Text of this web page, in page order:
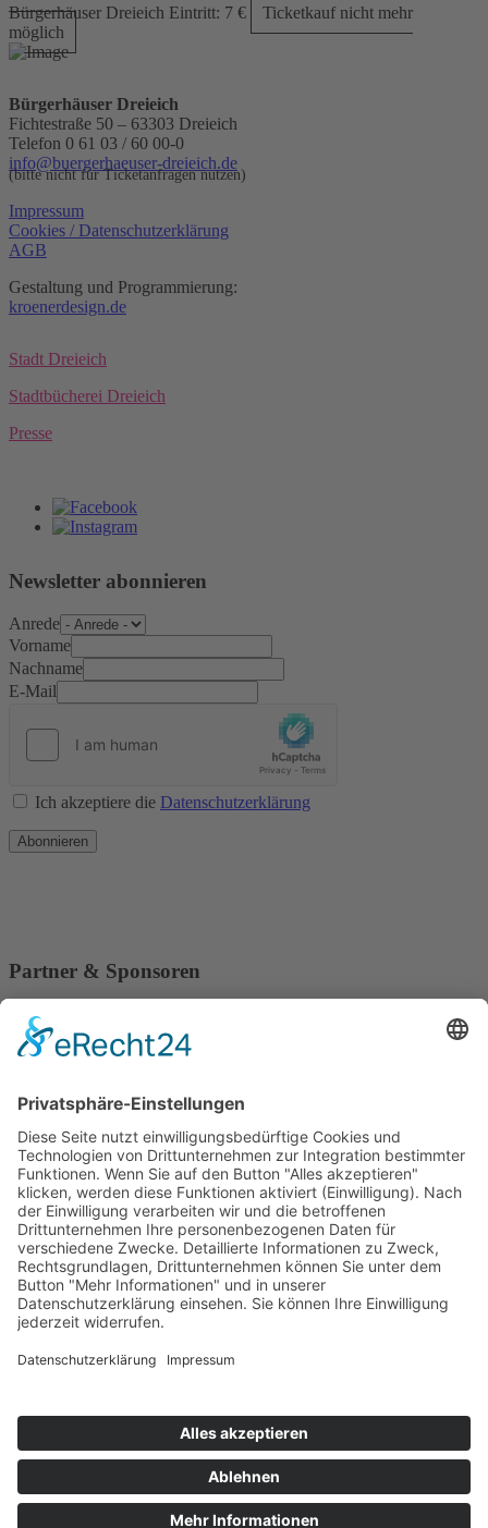
Bürgerhäuser Dreieich Eintritt: 7 €
Ticketkauf nicht mehr
möglich
Bürgerhäuser Dreieich
Fichtestraße 50 – 63303 Dreieich
Telefon 0 61 03 / 60 00-0
info@buergerhaeuser-dreieich.de
(bitte nicht für Ticketanfragen nutzen)
Impressum
Cookies / Datenschutzerklärung
AGB
Gestaltung und Programmierung:
kroenerdesign.de
Stadt Dreieich
Stadtbücherei Dreieich
Presse
Newsletter abonnieren
Anrede
Vorname
Nachname
E-Mail
Ich akzeptiere die Datenschutzerklärung
Abonnieren
Partner & Sponsoren
Home
Veranstaltungen
Raumvermietung
ABO & TICKETS
Über uns
Anfahrt
Kontakt
Aktuelles
Gastronomie
Kultursommer Dreieich
50 Jahre Bürgerhaus